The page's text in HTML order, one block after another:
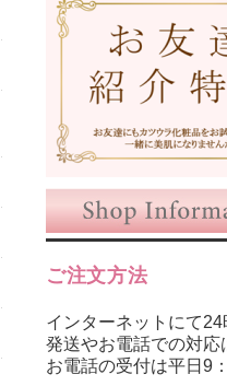
ご注文方法
インターネットにて24
発送やお電話での対応
お電話の受付は平日9